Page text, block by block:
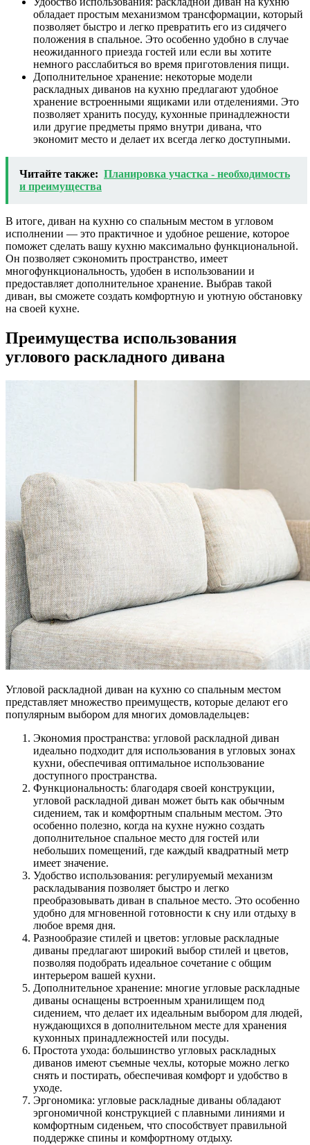
обладает простым механизмом трансформации, который
позволяет быстро и легко превратить его из сидячего
положения в спальное. Это особенно удобно в случае
неожиданного приезда гостей или если вы хотите
немного расслабиться во время приготовления пищи.
Дополнительное хранение: некоторые модели
раскладных диванов на кухню предлагают удобное
хранение встроенными ящиками или отделениями. Это
позволяет хранить посуду, кухонные принадлежности
или другие предметы прямо внутри дивана, что
экономит место и делает их всегда легко доступными.
Читайте также: Планировка участка - необходимость
и преимущества
В итоге, диван на кухню со спальным местом в угловом
исполнении — это практичное и удобное решение, которое
поможет сделать вашу кухню максимально функциональной.
Он позволяет сэкономить пространство, имеет
многофункциональность, удобен в использовании и
предоставляет дополнительное хранение. Выбрав такой
диван, вы сможете создать комфортную и уютную обстановку
на своей кухне.
Преимущества использования
углового раскладного дивана
Угловой раскладной диван на кухню со спальным местом
представляет множество преимуществ, которые делают его
популярным выбором для многих домовладельцев:
Экономия пространства: угловой раскладной диван
идеально подходит для использования в угловых зонах
кухни, обеспечивая оптимальное использование
доступного пространства.
Функциональность: благодаря своей конструкции,
угловой раскладной диван может быть как обычным
сидением, так и комфортным спальным местом. Это
особенно полезно, когда на кухне нужно создать
дополнительное спальное место для гостей или
небольших помещений, где каждый квадратный метр
имеет значение.
Удобство использования: регулируемый механизм
раскладывания позволяет быстро и легко
преобразовывать диван в спальное место. Это особенно
удобно для мгновенной готовности к сну или отдыху в
любое время дня.
Разнообразие стилей и цветов: угловые раскладные
диваны предлагают широкий выбор стилей и цветов,
позволяя подобрать идеальное сочетание с общим
интерьером вашей кухни.
Дополнительное хранение: многие угловые раскладные
диваны оснащены встроенным хранилищем под
сидением, что делает их идеальным выбором для людей,
нуждающихся в дополнительном месте для хранения
кухонных принадлежностей или посуды.
Простота ухода: большинство угловых раскладных
диванов имеют съемные чехлы, которые можно легко
снять и постирать, обеспечивая комфорт и удобство в
уходе.
Эргономика: угловые раскладные диваны обладают
эргономичной конструкцией с плавными линиями и
комфортным сиденьем, что способствует правильной
поддержке спины и комфортному отдыху.